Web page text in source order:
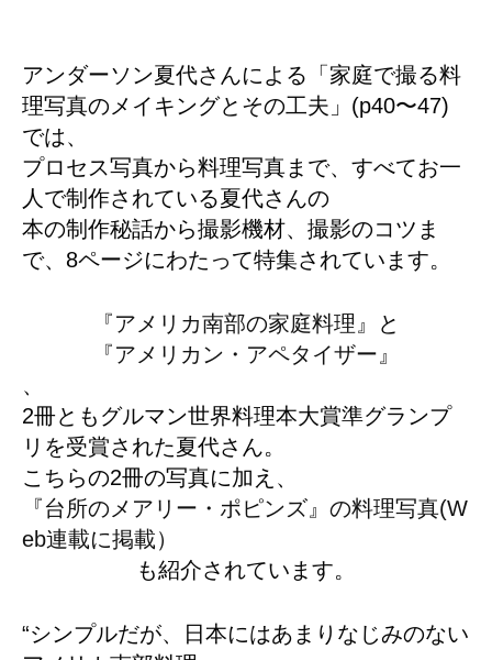
アンダーソン夏代さんによる「家庭で撮る料
理写真のメイキングとその工夫」(p40〜47)
では、
プロセス写真から料理写真まで、すべてお一
人で制作されている夏代さんの
本の制作秘話から撮影機材、撮影のコツま
で、8ページにわたって特集されています。
『アメリカ南部の家庭料理』
と
『アメリカン・アペタイザー』
、
2冊ともグルマン世界料理本大賞準グランプ
リを受賞された夏代さん。
こちらの2冊の写真に加え、
『台所のメアリー・ポピンズ』の料理写真(W
eb連載に掲載）
も紹介されています。
“シンプルだが、日本にはあまりなじみのない